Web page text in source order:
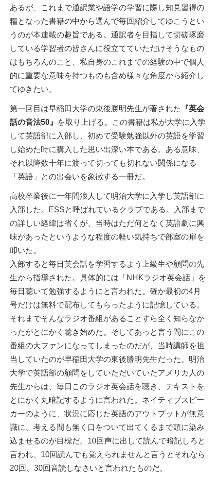
あるが、これまで通訳業や語学の学習に際し知見習得の
糧となった書籍の中から選んで毎回紹介してゆこうとい
うのが本連載の趣旨である。通訳者を目指して切磋琢磨
している学習者の皆さんに役立てていただけそうなもの
はもちろんのこと、私自身のこれまでの経験の中で個人
的に重要な意味を持つものも含め様々な角度から紹介し
てゆきたい。
第一回目は早稲田大学の東後勝明先生が著された
『英会
話の音法50』
を取り上げる。この書籍は私が大学に入学
して英語部に入部し、初めて受験勉強以外の英語を学習
し始めた時に購入した思い出深い本である。ある意味、
それ以降数十年に渡って切っても切れない関係になる
「英語」との出会いを象徴する一冊だ。
高校卒業後に一年間浪人して明治大学に入学し英語部に
入部した。ESSと呼ばれているクラブである。入部まで
の詳しい経緯は省くが、当時はただ何となく英語劇に興
味があったというような程度の軽い気持ちで部室の扉を
叩いた。
入部すると毎日英会話を学習するよう上級生や顧問の先
生から指導された。具体的には「NHKラジオ英会話」を
毎日聴いて勉強するようにと言われた。確か最初の4月
号だけは無料で配布してもらったように記憶している。
それまでそんなラジオ番組があることすら全く知らなか
ったがとにかく聴き始めた。そしてあっと言う間にこの
番組の大ファンになってしまったのだが、当時講師を担
当していたのが早稲田大学の東後勝明先生だった。明治
大学で英語部の顧問をしていただいていたアメリカ人の
先生からは、毎日このラジオ英会話を聴き、テキストを
とにかく丸暗記するように言われた。ネイティブスピー
カーのように、状況に応じた英語のアウトプットが無意
識に、考える間も無く口をついて出てくるまで頭に染み
込ませるのが目標だ。10回声に出して読んで暗記しろと
言われ、10回読んでも覚えられませんと言うとそれなら
20回、30回音読しなさいと言われたものだ。